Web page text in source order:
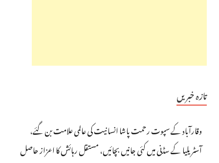
تازہ خبریں
وقارآباد کے سپوت رحمت پاشا انسانیت کی عالمی علامت بن گئے،
آسٹریلیا کے سڈنی میں کئی جانیں بچائیں، مستقل رہائش کا اعزاز حاصل